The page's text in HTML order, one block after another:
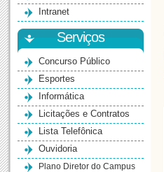
Intranet
Serviços
Concurso Público
Esportes
Informática
Licitações e Contratos
Lista Telefônica
Ouvidoria
Plano Diretor do Campus